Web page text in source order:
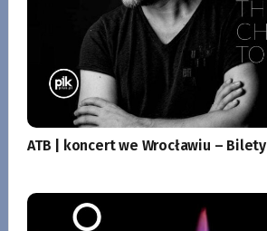
ATB | koncert we Wrocławiu – Bilety